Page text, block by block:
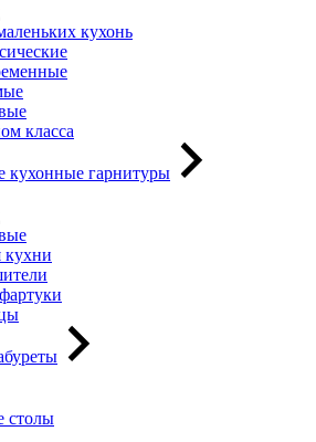
кухонь
класса
кухонные гарнитуры
столы